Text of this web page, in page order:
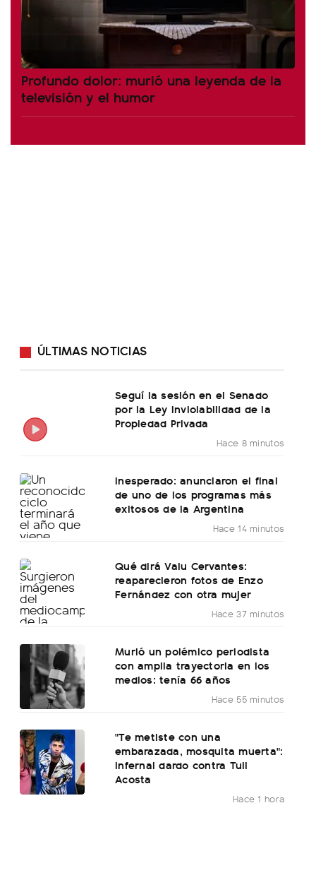
Profundo dolor: murió una leyenda de la
televisión y el humor
ÚLTIMAS NOTICIAS
Seguí la sesión en el Senado
por la Ley Inviolabilidad de la
Propiedad Privada
Hace 8 minutos
Inesperado: anunciaron el final
de uno de los programas más
exitosos de la Argentina
Hace 14 minutos
Qué dirá Valu Cervantes:
reaparecieron fotos de Enzo
Fernández con otra mujer
Hace 37 minutos
Murió un polémico periodista
con amplia trayectoria en los
medios: tenía 66 años
Hace 55 minutos
"Te metiste con una
embarazada, mosquita muerta":
infernal dardo contra Tuli
Acosta
Hace 1 hora